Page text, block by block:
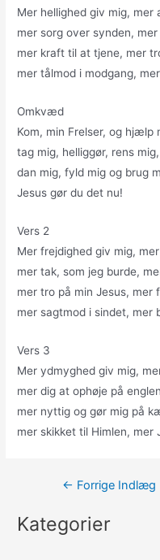
Mer hellighed giv mig, mer
mer sorg over synden,
mer kraft til at tjene, mer
mer tålmod i modgang,
Omkvæd
Kom, min Frelser, og hjælp
tag mig, helliggør, rens mig,
dan mig, fyld mig og brug
Jesus gør du det nu!
Vers 2
Mer frejdighed giv mig,
mer tak, som jeg burde,
mer tro på min Jesus, mer
mer sagtmod i sindet, mer
Vers 3
Mer ydmyghed giv mig,
mer dig at ophøje på
mer nyttig og gør mig på
mer skikket til Himlen, mer
Indlægsnavigation
← Forrige Indlæg
Kategorier